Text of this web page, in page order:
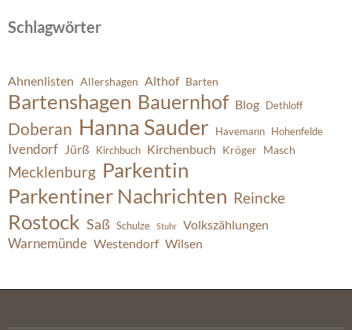
Schlagwörter
Ahnenlisten Allershagen Althof Barten
Bartenshagen Bauernhof Blog Dethloff
Doberan Hanna Sauder Havemann Hohenfelde
Ivendorf Jürß Kirchbuch Kirchenbuch Kröger Masch
Mecklenburg Parkentin
Parkentiner Nachrichten Reincke
Rostock Saß Schulze Stuhr Volkszählungen
Warnemünde Westendorf Wilsen